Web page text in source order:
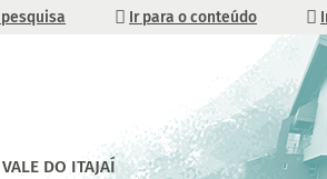
Ir para o conteúdo
DO ITAJAÍ